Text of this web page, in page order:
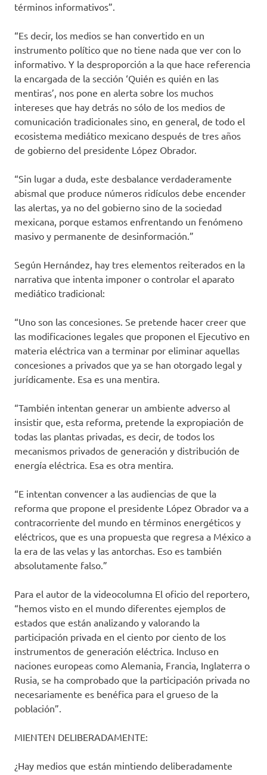
términos informativos”.
“Es decir, los medios se han convertido en un
instrumento político que no tiene nada que ver con lo
informativo. Y la desproporción a la que hace referencia
la encargada de la sección ‘Quién es quién en las
mentiras’, nos pone en alerta sobre los muchos
intereses que hay detrás no sólo de los medios de
comunicación tradicionales sino, en general, de todo el
ecosistema mediático mexicano después de tres años
de gobierno del presidente López Obrador.
“Sin lugar a duda, este desbalance verdaderamente
abismal que produce números ridículos debe encender
las alertas, ya no del gobierno sino de la sociedad
mexicana, porque estamos enfrentando un fenómeno
masivo y permanente de desinformación.”
Según Hernández, hay tres elementos reiterados en la
narrativa que intenta imponer o controlar el aparato
mediático tradicional:
“Uno son las concesiones. Se pretende hacer creer que
las modificaciones legales que proponen el Ejecutivo en
materia eléctrica van a terminar por eliminar aquellas
concesiones a privados que ya se han otorgado legal y
jurídicamente. Esa es una mentira.
“También intentan generar un ambiente adverso al
insistir que, esta reforma, pretende la expropiación de
todas las plantas privadas, es decir, de todos los
mecanismos privados de generación y distribución de
energía eléctrica. Esa es otra mentira.
“E intentan convencer a las audiencias de que la
reforma que propone el presidente López Obrador va a
contracorriente del mundo en términos energéticos y
eléctricos, que es una propuesta que regresa a México a
la era de las velas y las antorchas. Eso es también
absolutamente falso.”
Para el autor de la videocolumna El oficio del reportero,
“hemos visto en el mundo diferentes ejemplos de
estados que están analizando y valorando la
participación privada en el ciento por ciento de los
instrumentos de generación eléctrica. Incluso en
naciones europeas como Alemania, Francia, Inglaterra o
Rusia, se ha comprobado que la participación privada no
necesariamente es benéfica para el grueso de la
población”.
MIENTEN DELIBERADAMENTE:
¿Hay medios que están mintiendo deliberadamente